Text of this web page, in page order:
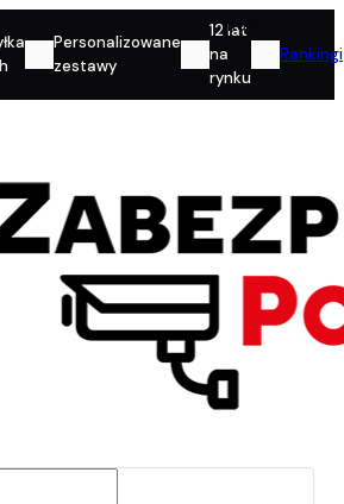
Personalizowane
zestawy
12 lat
na
rynku
Rankingi
Konto